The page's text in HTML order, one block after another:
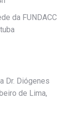
da FUNDACC
Dr. Diógenes
de Lima,